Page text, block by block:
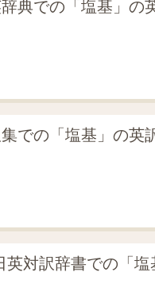
典での「塩基」の
での「塩基」の英
英対訳辞書での「